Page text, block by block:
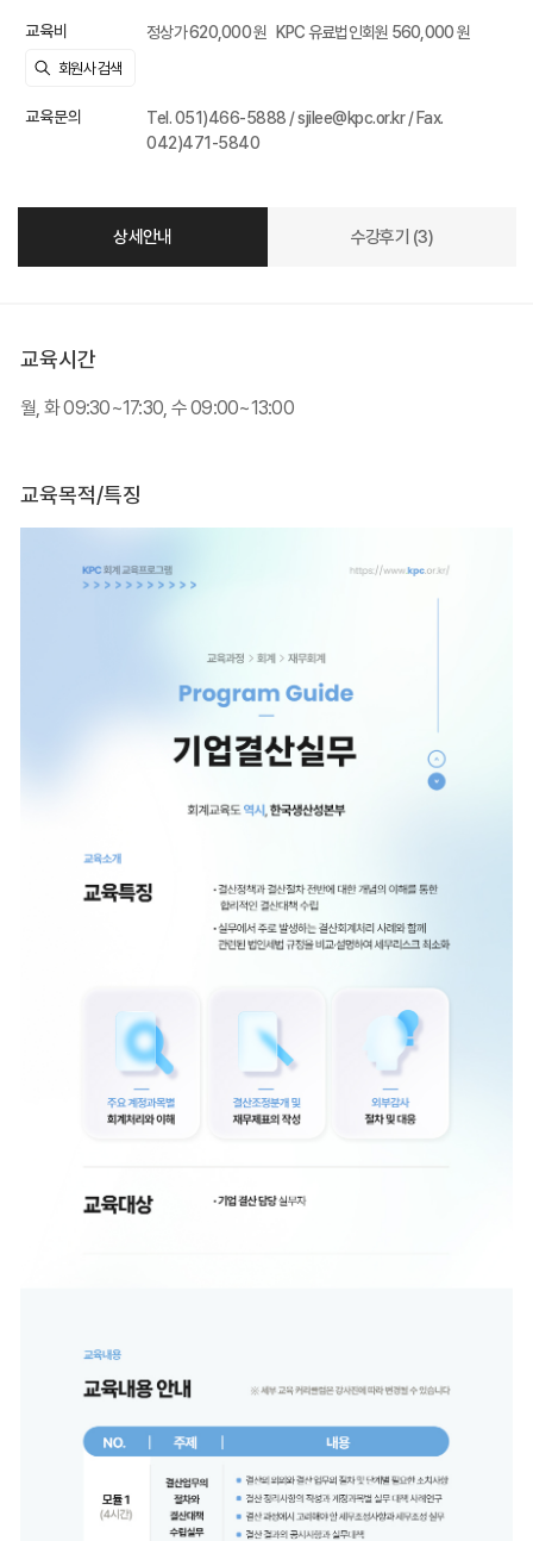
교육비 정상가 620,000 원 KPC 유료법인회원 560,000 원
교육문의
Tel. 051)466-5888 / sjilee@kpc.or.kr / Fax.
042)471-5840
상세안내 수강후기 (3)
교육시간
월, 화 09:30~17:30, 수 09:00~13:00
교육목적/특징